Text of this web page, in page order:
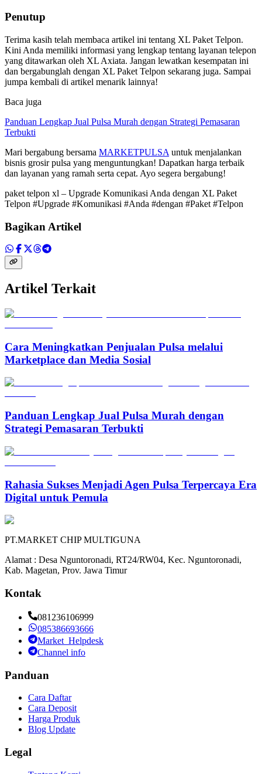
Penutup
Terima kasih telah membaca artikel ini tentang XL Paket Telpon.
Kini Anda memiliki informasi yang lengkap tentang layanan telepon
yang ditawarkan oleh XL Axiata. Jangan lewatkan kesempatan ini
dan bergabunglah dengan XL Paket Telpon sekarang juga. Sampai
jumpa kembali di artikel menarik lainnya!
Baca juga
Panduan Lengkap Jual Pulsa Murah dengan Strategi Pemasaran
Terbukti
Mari bergabung bersama MARKETPULSA untuk menjalankan
bisnis grosir pulsa yang menguntungkan! Dapatkan harga terbaik
dan layanan yang ramah serta cepat. Ayo segera bergabung!
paket telpon xl – Upgrade Komunikasi Anda dengan XL Paket
Telpon #Upgrade #Komunikasi #Anda #dengan #Paket #Telpon
Bagikan Artikel
Artikel Terkait
Cara Meningkatkan Penjualan Pulsa melalui
Marketplace dan Media Sosial
Panduan Lengkap Jual Pulsa Murah dengan
Strategi Pemasaran Terbukti
Rahasia Sukses Menjadi Agen Pulsa Terpercaya Era
Digital untuk Pemula
PT.MARKET CHIP MULTIGUNA
Alamat : Desa Nguntoronadi, RT24/RW04, Kec. Nguntoronadi,
Kab. Magetan, Prov. Jawa Timur
Kontak
081236106999
085386693666
Market_Helpdesk
Channel info
Panduan
Cara Daftar
Cara Deposit
Harga Produk
Blog Update
Legal